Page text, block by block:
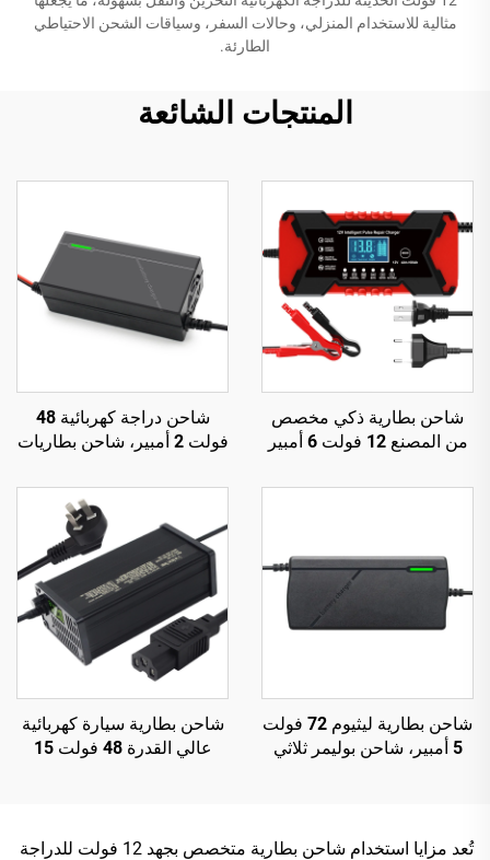
مثالية للاستخدام المنزلي، وحالات السفر، وسياقات الشحن الاحتياطي
الطارئة.
المنتجات الشائعة
شاحن بطارية ذكي مخصص
من المصنع 12 فولت 6 أمبير
مصدر طاقة تلقائي 12 فولت
شاحن دراجة كهربائية 48
فولت 2 أمبير، شاحن بطاريات
ورصاصية حمضية 48 فولت
تلقائي 2 أمبير 54.6 فولت -
58.8 فولت مع منفذ خرج تيار
مستمر 150 واط
شاحن بطارية ليثيوم 72 فولت
5 أمبير، شاحن بوليمر ثلاثي
شاحن بطارية سيارة كهربائية
عالي القدرة 48 فولت 15
تُعد مزايا استخدام شاحن بطارية متخصص بجهد 12 فولت للدراجة